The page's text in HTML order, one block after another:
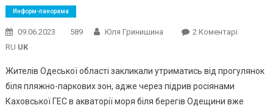
Информ-панорама
09.06.2023 589 Юля Гринишина 2 КоментаріДо
В
Числі
RU UK
Жителів Одеської області закликали утриматись від прогулянок
біля пляжно-паркових зон, адже через підрив росіянами
Каховської ГЕС в акваторії моря біля берегів Одещини вже